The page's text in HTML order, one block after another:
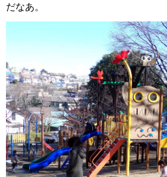
だなあ。